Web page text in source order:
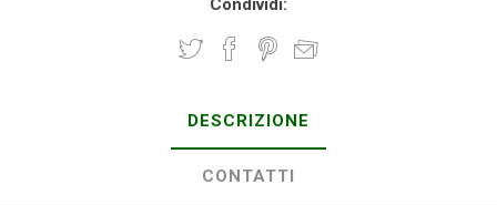
Condividi:
DESCRIZIONE
CONTATTI